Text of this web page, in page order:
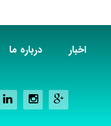
اخبار درباره ما